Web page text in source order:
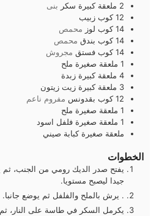
2 ملعقة كبيرة سكر بنى
12 كوب زبيب
14 كوب لوز محمص
14 كوب بندق محمص
14 كوب فستق مجروش
1 ملعقة صغيرة ملح
4 ملعقة كبيرة زبدة
3 ملعقة كبيرة زيت زيتون
12 كوب بقدونس مفروم ناعم
1 ملعقة صغيرة ملح
1 ملعقة صغيرة فلفل اسود
ملعقة صغيرةكبابة صيني
الخطوات
يفتح صدر الديك رومي من الجنب،
جيدا ليصبح مستويا.
. يرش بالملح والفلفل ثم يوضع جانبا.
يكرمل السكر في طاسة على النار،